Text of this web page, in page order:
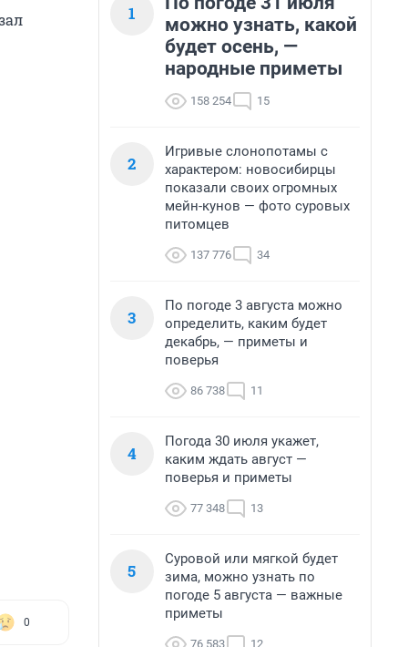
0
1
можно узнать, какой
будет осень, —
народные приметы
158 254 15
2
Игривые слонопотамы с
характером: новосибирцы
показали своих огромных
мейн-кунов — фото суровых
питомцев
137 776 34
3
По погоде 3 августа можно
определить, каким будет
декабрь, — приметы и
поверья
86 738 11
4
Погода 30 июля укажет,
каким ждать август —
поверья и приметы
77 348 13
5
Суровой или мягкой будет
зима, можно узнать по
погоде 5 августа — важные
приметы
76 583 12